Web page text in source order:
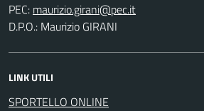
PEC:
D.P.O.: Maurizio GIRANI
LINK UTILI
SPORTELLO ONLINE